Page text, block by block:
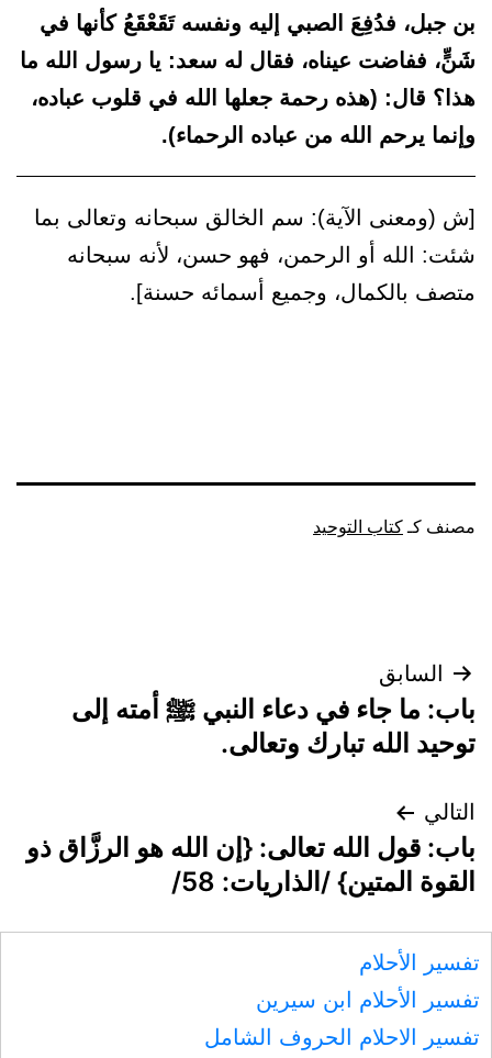
بن جبل، فدُفِعَ الصبي إليه ونفسه تَقَعْقَعُ كأنها في
شَنٍّ، ففاضت عيناه، فقال له سعد: يا رسول الله ما
هذا؟ قال: (هذه رحمة جعلها الله في قلوب عباده،
وإنما يرحم الله من عباده الرحماء).
[ش (ومعنى الآية): سم الخالق سبحانه وتعالى بما
شئت: الله أو الرحمن، فهو حسن، لأنه سبحانه
متصف بالكمال، وجميع أسمائه حسنة].
مصنف كـ كتاب التوحيد
تصفّح
المقالات
السابق
باب: ما جاء في دعاء النبي ﷺ أمته إلى
توحيد الله تبارك وتعالى.
التالي
باب: قول الله تعالى: {إن الله هو الرزَّاق ذو
القوة المتين} /الذاريات: 58/
تفسير الأحلام
تفسير الأحلام ابن سيرين
تفسير الاحلام الحروف الشامل